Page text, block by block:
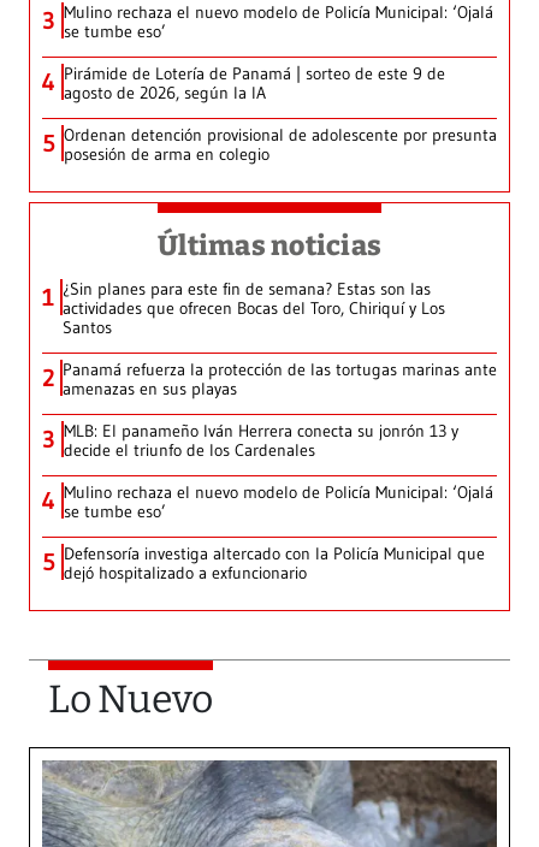
3 Mulino rechaza el nuevo modelo de Policía Municipal: ‘Ojalá
se tumbe eso’
4 Pirámide de Lotería de Panamá | sorteo de este 9 de
agosto de 2026, según la IA
5 Ordenan detención provisional de adolescente por presunta
posesión de arma en colegio
Últimas noticias
1 ¿Sin planes para este fin de semana? Estas son las
actividades que ofrecen Bocas del Toro, Chiriquí y Los
Santos
2 Panamá refuerza la protección de las tortugas marinas ante
amenazas en sus playas
3 MLB: El panameño Iván Herrera conecta su jonrón 13 y
decide el triunfo de los Cardenales
4 Mulino rechaza el nuevo modelo de Policía Municipal: ‘Ojalá
se tumbe eso’
5 Defensoría investiga altercado con la Policía Municipal que
dejó hospitalizado a exfuncionario
Lo Nuevo